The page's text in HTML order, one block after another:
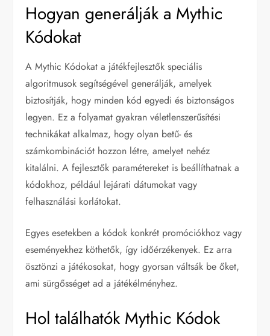
Hogyan generálják a Mythic
Kódokat
A Mythic Kódokat a játékfejlesztők speciális
algoritmusok segítségével generálják, amelyek
biztosítják, hogy minden kód egyedi és biztonságos
legyen. Ez a folyamat gyakran véletlenszerűsítési
technikákat alkalmaz, hogy olyan betű- és
számkombinációt hozzon létre, amelyet nehéz
kitalálni. A fejlesztők paramétereket is beállíthatnak a
kódokhoz, például lejárati dátumokat vagy
felhasználási korlátokat.
Egyes esetekben a kódok konkrét promóciókhoz vagy
eseményekhez köthetők, így időérzékenyek. Ez arra
ösztönzi a játékosokat, hogy gyorsan váltsák be őket,
ami sürgősséget ad a játékélményhez.
Hol találhatók Mythic Kódok